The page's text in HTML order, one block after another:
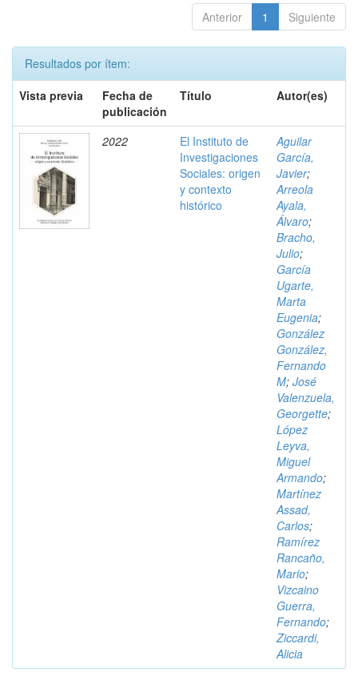
Anterior 1 Siguiente
Resultados por ítem:
Vista previa
Fecha de
publicación
Título Autor(es)
2022
El Instituto de
Investigaciones
Sociales: origen
y contexto
histórico
Aguilar
García,
Javier;
Arreola
Ayala,
Álvaro;
Bracho,
Julio;
García
Ugarte,
Marta
Eugenia;
González
González,
Fernando
M; José
Valenzuela,
Georgette;
López
Leyva,
Miguel
Armando;
Martínez
Assad,
Carlos;
Ramírez
Rancaño,
Mario;
Vizcaino
Guerra,
Fernando;
Ziccardi,
Alicia